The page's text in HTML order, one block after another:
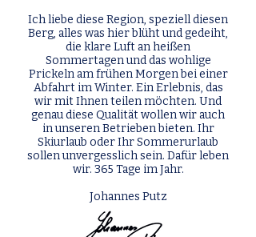
Ich liebe diese Region, speziell diesen
Berg, alles was hier blüht und gedeiht,
die klare Luft an heißen
Sommertagen und das wohlige
Prickeln am frühen Morgen bei einer
Abfahrt im Winter. Ein Erlebnis, das
wir mit Ihnen teilen möchten. Und
genau diese Qualität wollen wir auch
in unseren Betrieben bieten. Ihr
Skiurlaub oder Ihr Sommerurlaub
sollen unvergesslich sein. Dafür leben
wir. 365 Tage im Jahr.
Johannes Putz